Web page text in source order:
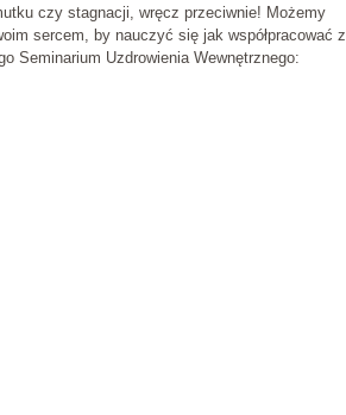
czy stagnacji, wręcz przeciwnie! Możemy
sercem, by nauczyć się jak współpracować z
Seminarium Uzdrowienia Wewnętrznego: